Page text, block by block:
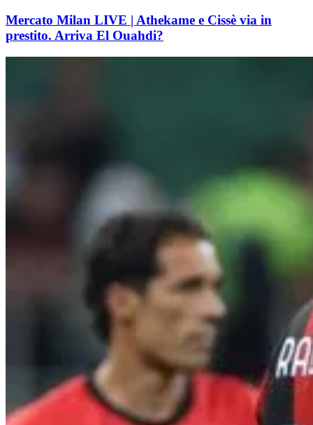
Mercato Milan LIVE | Athekame e Cissè via in
prestito. Arriva El Ouahdi?